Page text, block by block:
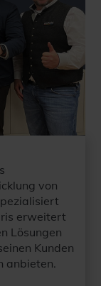
von
erweitert
Lösungen
Kunden
anbieten.